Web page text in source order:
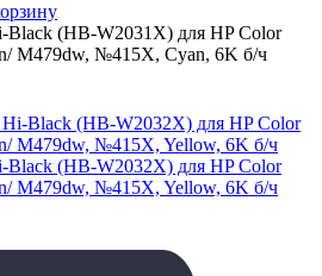
Black (HB-W2031X) для HP Color
M479dw, №415X, Cyan, 6K б/ч
Black (HB-W2032X) для HP Color
M479dw, №415X, Yellow, 6K б/ч